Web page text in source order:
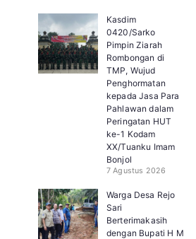
Kasdim
0420/Sarko
Pimpin Ziarah
Rombongan di
TMP, Wujud
Penghormatan
kepada Jasa Para
Pahlawan dalam
Peringatan HUT
ke-1 Kodam
XX/Tuanku Imam
Bonjol
7 Agustus 2026
Warga Desa Rejo
Sari
Berterimakasih
dengan Bupati H M